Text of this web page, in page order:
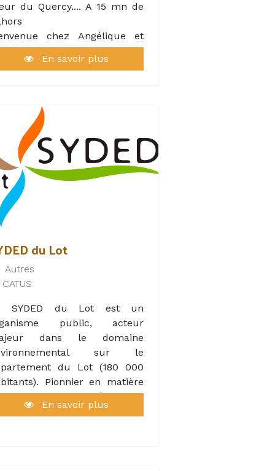
du Quercy.... A 15 mn de
chez Angélique et
Rak dans le joli village
Saint-Pierre-Lafeuille.
d'un jardin fleuri et
piscine à débordement
sur le superbe
qu'offre la vallée du
ils vous reçoivent en
passionnés, avec chaleur
convivialité.
êtes au logis hôtel*** La
installé dans l'une de
10 chambres coquettes avec
et savourez la cuisine du
cheminée ou sur
terrasse.
Bergerie, c'est aussi la
d'organiser vos
mariages ou repas
famille avec son service
à emporter ou sur
En savoir plus
du Lot
Autres
CATUS
SYDED du Lot est un
public, acteur
dans le domaine
sur le
du Lot (180 000
Pionnier en matière
valorisation des déchets, il
en régie, depuis sa création
En savoir plus